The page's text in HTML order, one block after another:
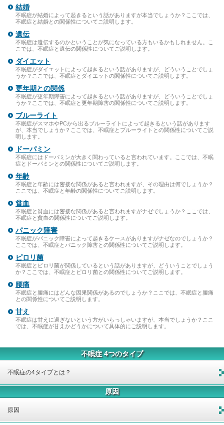
結婚
不眠症が結婚によって起きるという話がありますが本当でしょうか？ここでは、
不眠症と結婚との関係性についてご説明します。
遺伝
不眠症は遺伝するのかということが気になっている方もいるかもしれません。こ
こでは、不眠症と遺伝の関係性についてご説明します。
ダイエット
不眠症がダイエットによって起きるという話がありますが、どういうことでしょ
うか？ここでは、不眠症とダイエットの関係性についてご説明します。
更年期との関係
不眠症が更年期障害によって起きるという話がありますが、どういうことでしょ
うか？ここでは、不眠症と更年期障害の関係性についてご説明します。
ブルーライト
不眠症がスマホやPCから出るブルーライトによって起きるという話があります
が、本当でしょうか？ここでは、不眠症とブルーライトとの関係性についてご説
明します。
ドーパミン
不眠症にはドーパミンが大きく関わっていると言われています。ここでは、不眠
症とドーパミンとの関係性についてご説明します。
年齢
不眠症と年齢には密接な関係があると言われますが、その理由は何でしょうか？
ここでは、不眠症と年齢の関係性についてご説明します。
貧血
不眠症と貧血には密接な関係があると言われますがナゼでしょうか？ここでは、
不眠症と貧血の関係性についてご説明します。
パニック障害
不眠症がパニック障害によって起きるケースがありますがナゼなのでしょうか？
ここでは、不眠症とパニック障害との関係性についてご説明します。
ピロリ菌
不眠症とピロリ菌が関係しているという話がありますが、どういうことでしょう
か？ここでは、不眠症とピロリ菌との関係性についてご説明します。
腰痛
不眠症と腰痛にはどんな因果関係があるのでしょうか？ここでは、不眠症と腰痛
との関係性についてご説明します。
甘え
不眠症は甘えに過ぎないという方がいらっしゃいますが、本当でしょうか？ここ
では、不眠症が甘えかどうかについて具体的にご説明します。
不眠症 4つのタイプ
不眠症の4タイプとは？
原因
原因